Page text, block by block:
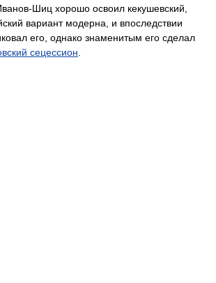
Шиц хорошо освоил кекушевский,
вариант модерна, и впоследствии
его, однако знаменитым его сделал
сецессион